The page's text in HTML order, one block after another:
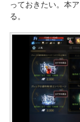
っておきたい。本
る。